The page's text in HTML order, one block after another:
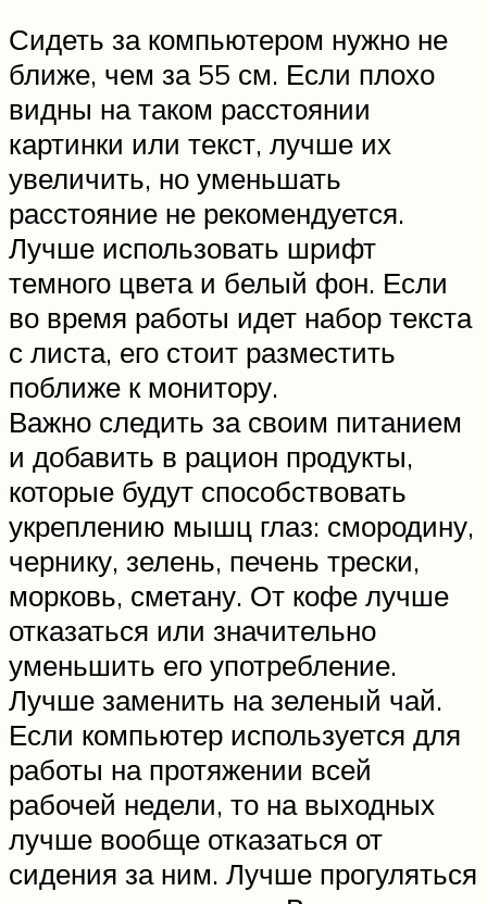
Сидеть за компьютером нужно не
ближе, чем за 55 см. Если плохо
видны на таком расстоянии
картинки или текст, лучше их
увеличить, но уменьшать
расстояние не рекомендуется.
Лучше использовать шрифт
темного цвета и белый фон. Если
во время работы идет набор текста
с листа, его стоит разместить
поближе к монитору.
Важно следить за своим питанием
и добавить в рацион продукты,
которые будут способствовать
укреплению мышц глаз: смородину,
чернику, зелень, печень трески,
морковь, сметану. От кофе лучше
отказаться или значительно
уменьшить его употребление.
Лучше заменить на зеленый чай.
Если компьютер используется для
работы на протяжении всей
рабочей недели, то на выходных
лучше вообще отказаться от
сидения за ним. Лучше прогуляться